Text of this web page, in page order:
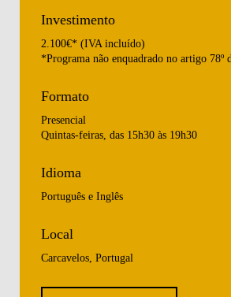
Investimento
2.100€* (IVA incluído)
*Programa não enquadrado no artigo 78º
Formato
Presencial
Quintas-feiras, das 15h30 às 19h30
Idioma
Português e Inglês
Local
Carcavelos, Portugal